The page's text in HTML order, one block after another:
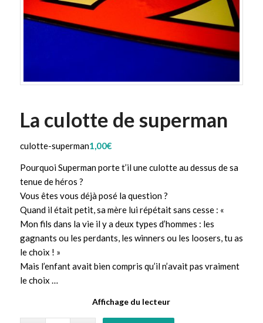
La culotte de superman
culotte-superman1,00€
Pourquoi Superman porte t’il une culotte au dessus de sa
tenue de héros ?
Vous êtes vous déjà posé la question ?
Quand il était petit, sa mère lui répétait sans cesse : «
Mon fils dans la vie il y a deux types d’hommes : les
gagnants ou les perdants, les winners ou les loosers, tu as
le choix ! »
Mais l’enfant avait bien compris qu’il n’avait pas vraiment
le choix …
Affichage du lecteur